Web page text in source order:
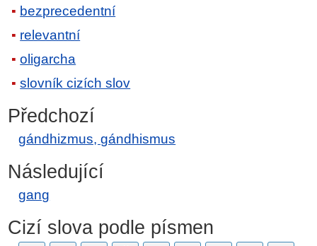
bezprecedentní
relevantní
oligarcha
slovník cizích slov
Předchozí
gándhizmus, gándhismus
Následující
gang
Cizí slova podle písmen